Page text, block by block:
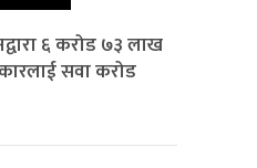
६ करोड ७३ लाख
सवा करोड